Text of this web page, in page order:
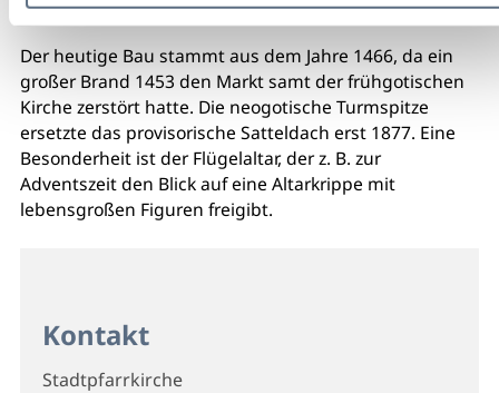
Der heutige Bau stammt aus dem Jahre 1466, da ein
großer Brand 1453 den Markt samt der frühgotischen
Kirche zerstört hatte. Die neogotische Turmspitze
ersetzte das provisorische Satteldach erst 1877. Eine
Besonderheit ist der Flügelaltar, der z. B. zur
Adventszeit den Blick auf eine Altarkrippe mit
lebensgroßen Figuren freigibt.
Kontakt
Stadtpfarrkirche